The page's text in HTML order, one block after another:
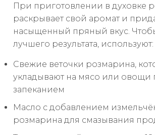
При приготовлении в духовке
раскрывает свой аромат и
насыщенный пряный вкус.
лучшего результата, используют:
Свежие веточки розмарина,
укладывают на мясо или овощи
запеканием
Масло с добавлением
розмарина для смазывания